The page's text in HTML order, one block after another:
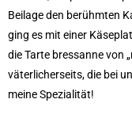
Beilage den berühmten
ging es mit einer
die Tarte bressanne von
väterlicherseits, die bei
meine Spezialität!